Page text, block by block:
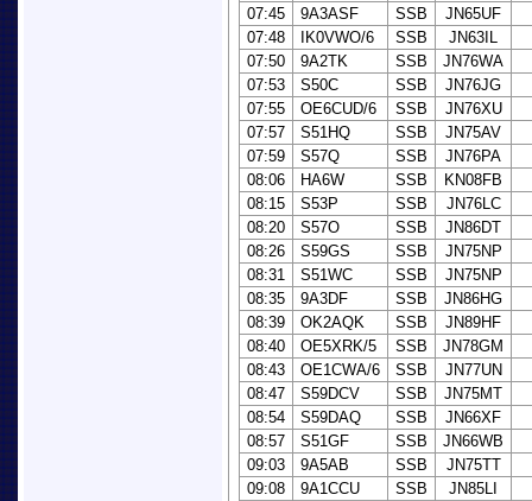
07:45
9A3ASF SSB
JN65UF
07:48
IK0VWO/6 SSB
JN63IL
07:50
9A2TK SSB
JN76WA
07:53
S50C SSB
JN76JG
07:55
OE6CUD/6 SSB
JN76XU
07:57
S51HQ SSB
JN75AV
07:59
S57Q SSB
JN76PA
08:06
HA6W SSB
KN08FB
08:15
S53P SSB
JN76LC
08:20
S57O SSB
JN86DT
08:26
S59GS SSB
JN75NP
08:31
S51WC SSB
JN75NP
08:35
9A3DF SSB
JN86HG
08:39
OK2AQK SSB
JN89HF
08:40
OE5XRK/5 SSB
JN78GM
08:43
OE1CWA/6 SSB
JN77UN
08:47
S59DCV SSB
JN75MT
08:54
S59DAQ SSB
JN66XF
08:57
S51GF SSB
JN66WB
09:03
9A5AB SSB
JN75TT
09:08
9A1CCU SSB
JN85LI